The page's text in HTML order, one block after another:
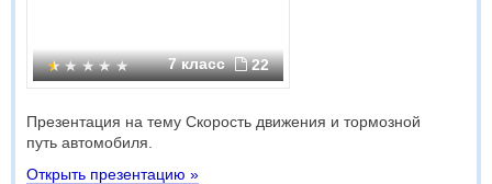
7 класс 22
Презентация на тему Скорость движения и тормозной
путь автомобиля.
Открыть презентацию »